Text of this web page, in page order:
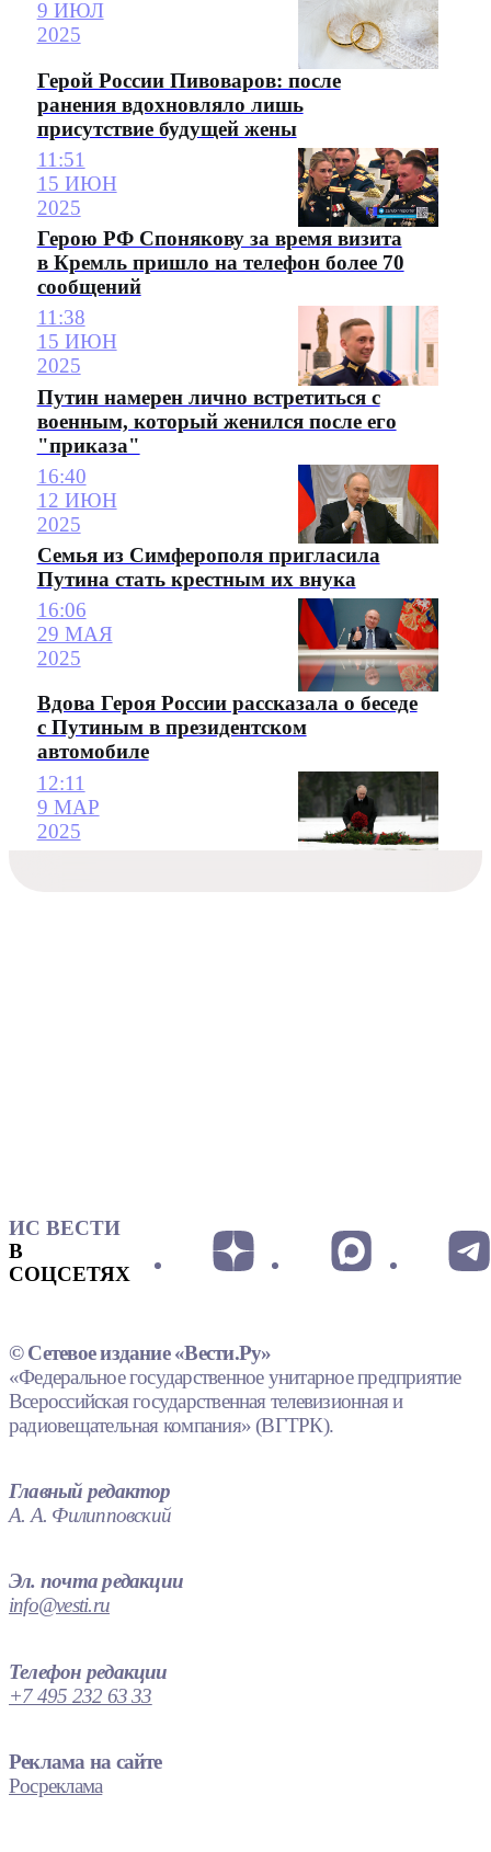
9 ИЮЛ
2025
Герой России Пивоваров: после
ранения вдохновляло лишь
присутствие будущей жены
11:51
15 ИЮН
2025
Герою РФ Спонякову за время визита
в Кремль пришло на телефон более 70
сообщений
11:38
15 ИЮН
2025
Путин намерен лично встретиться с
военным, который женился после его
"приказа"
16:40
12 ИЮН
2025
Семья из Симферополя пригласила
Путина стать крестным их внука
16:06
29 МАЯ
2025
Вдова Героя России рассказала о беседе
с Путиным в президентском
автомобиле
12:11
9 МАР
2025
ИС ВЕСТИ
В
СОЦСЕТЯХ
© Сетевое издание «Вести.Ру»
«Федеральное государственное унитарное предприятие
Всероссийская государственная телевизионная и
радиовещательная компания» (ВГТРК).
Главный редактор
А. А. Филипповский
Эл. почта редакции
info@vesti.ru
Телефон редакции
+7 495 232 63 33
Реклама на сайте
Росреклама